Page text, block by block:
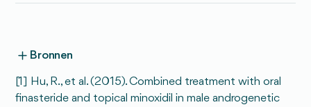
Bronnen
[1] Hu, R., et al. (2015). Combined treatment with oral
finasteride and topical minoxidil in male androgenetic